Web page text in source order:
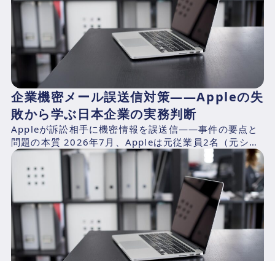
企業機密メール誤送信対策——Appleの失
敗から学ぶ日本企業の実務判断
Appleが訴訟相手に機密情報を誤送信——事件の要点と
問題の本質 2026年7月、Appleは元従業員2名（元シニ
アシステムズエンジニアのChang Liuおよ...